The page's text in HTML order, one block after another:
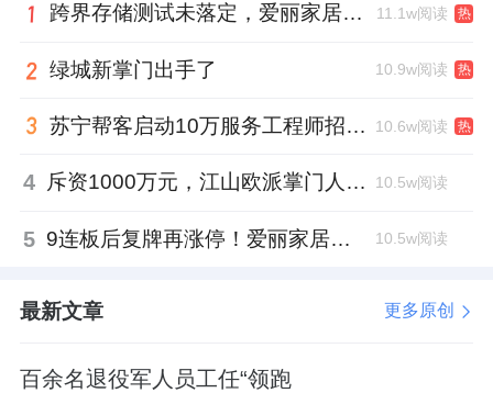
跨界存储测试未落定，爱丽家居复牌前自揭多重风险 11.1w阅读 热
绿城新掌门出手了 10.9w阅读 热
苏宁帮客启动10万服务工程师招募，服务团队将翻番 10.6w阅读 热
4 斥资1000万元，江山欧派掌门人吴水根加码创投基金 10.5w阅读
5 9连板后复牌再涨停！爱丽家居市盈率318倍，跨界收购案尚未落地 10.5w阅读
最新文章 更多原创
百余名退役军人员工任“领跑